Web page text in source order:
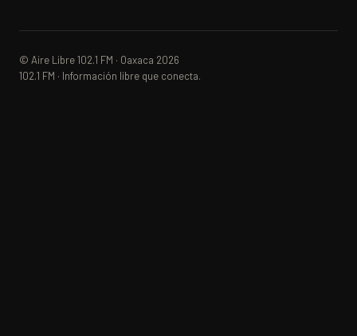
© Aire Libre 102.1 FM · Oaxaca 2026
102.1 FM · Información libre que conecta.